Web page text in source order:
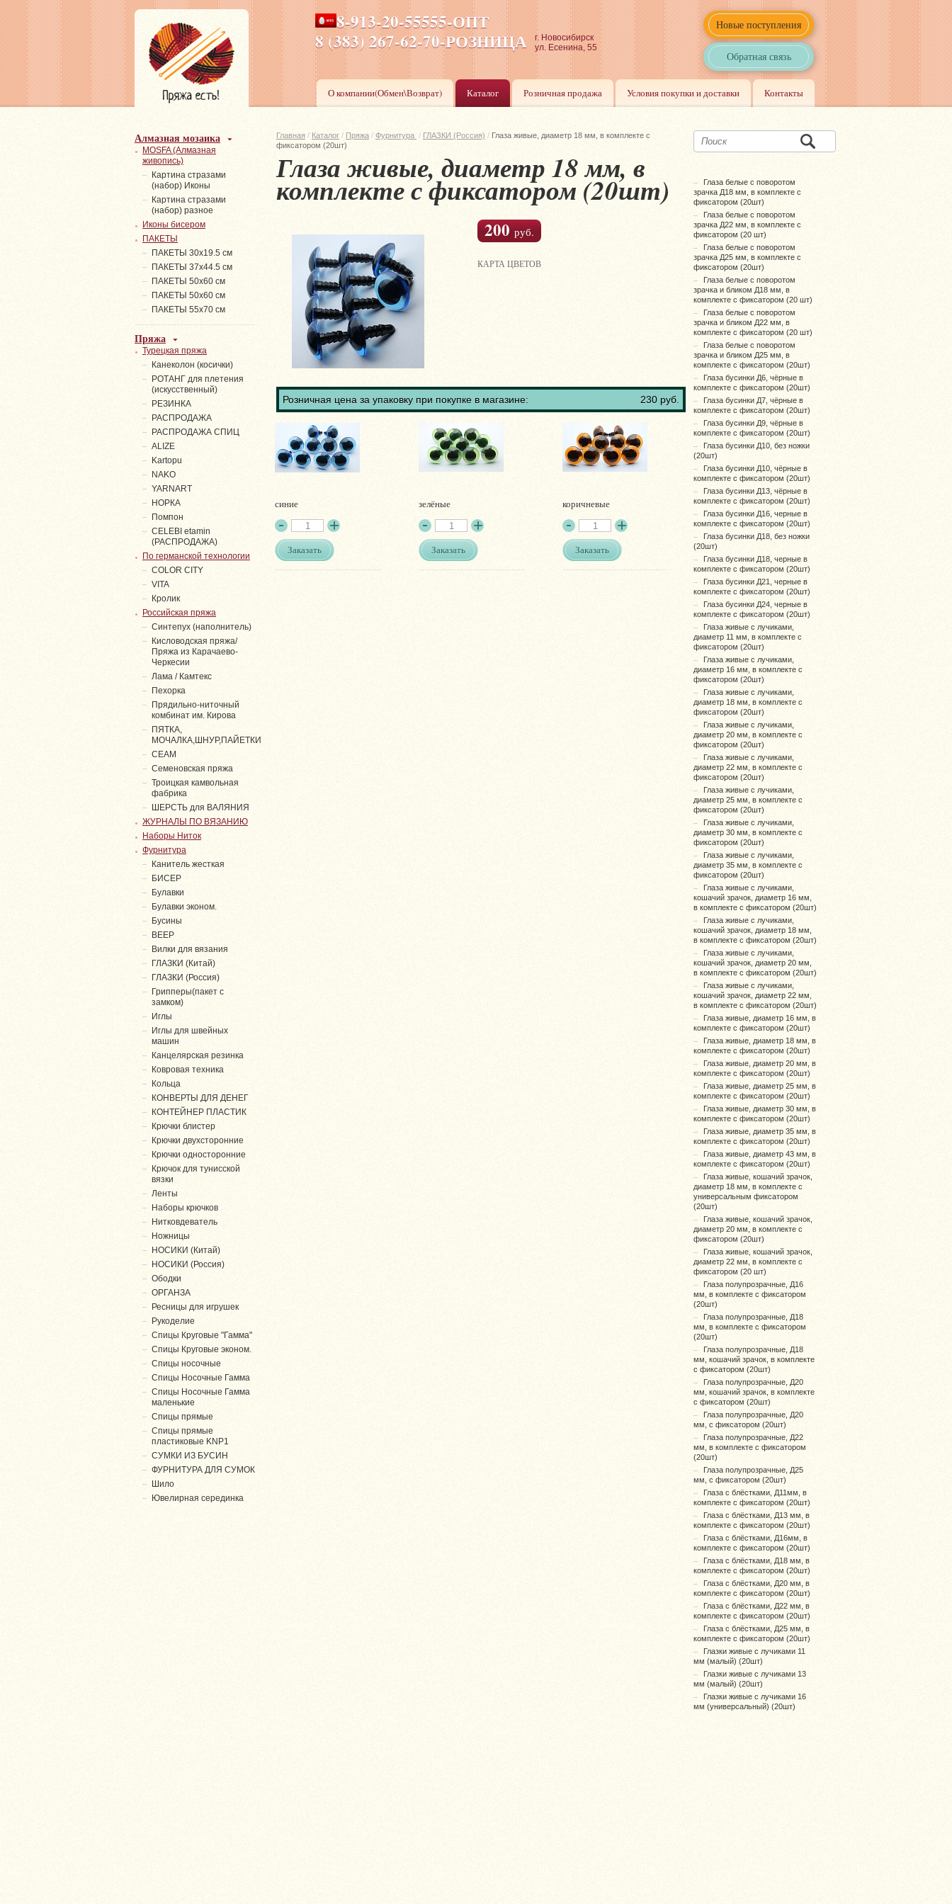
Новые поступления
Обратная связь
8-913-20-55555-ОПТ
8 (383) 267-62-70-РОЗНИЦА
ПН-ПТ 8-17,СБ-ВС 9-17
г. Новосибирск
ул. Есенина, 55
О компании(Обмен\Возврат) Каталог Розничная продажа Условия покупки и доставки Контакты
Главная / Каталог / Пряжа / Фурнитура / ГЛАЗКИ (Россия) / Глаза живые, диаметр 18 мм, в комплекте с
фиксатором (20шт)
Глаза живые, диаметр 18 мм, в
комплекте с фиксатором (20шт)
200руб.
КАРТА ЦВЕТОВ
Розничная цена за упаковку при покупке в магазине: 230 руб.
синие
Заказать
зелёные
Заказать
коричневые
Заказать
Алмазная мозаика
MOSFA (Алмазная
живопись)
Картина стразами
(набор) Иконы
Картина стразами
(набор) разное
Иконы бисером
ПАКЕТЫ
ПАКЕТЫ 30х19.5 см
ПАКЕТЫ 37х44.5 см
ПАКЕТЫ 50х60 см
ПАКЕТЫ 50х60 см
ПАКЕТЫ 55х70 см
Пряжа
Турецкая пряжа
Канеколон (косички)
РОТАНГ для плетения
(искусственный)
PЕЗИНКА
РАСПРОДАЖА
РАСПРОДАЖА СПИЦ
ALIZE
Kartopu
NAKO
YARNART
НОРКА
Помпон
СELEBI etamin
(РАСПРОДАЖА)
По германской технологии
COLOR CITY
VITA
Кролик
Российская пряжа
Синтепух (наполнитель)
Кисловодская пряжа/
Пряжа из Карачаево-
Черкесии
Лама / Камтекс
Пехорка
Прядильно-ниточный
комбинат им. Кирова
ПЯТКА,
МОЧАЛКА,ШНУР,ПАЙЕТКИ
СЕАМ
Семеновская пряжа
Троицкая камвольная
фабрика
ШЕРСТЬ для ВАЛЯНИЯ
ЖУРНАЛЫ ПО ВЯЗАНИЮ
Наборы Ниток
Фурнитура
Канитель жесткая
БИСЕР
Булавки
Булавки эконом.
Бусины
ВЕЕР
Вилки для вязания
ГЛАЗКИ (Китай)
ГЛАЗКИ (Россия)
Грипперы(пакет с
замком)
Иглы
Иглы для швейных
машин
Канцелярская резинка
Ковровая техника
Кольца
КОНВЕРТЫ ДЛЯ ДЕНЕГ
КОНТЕЙНЕР ПЛАСТИК
Крючки блистер
Крючки двухсторонние
Крючки односторонние
Крючок для тунисской
вязки
Ленты
Наборы крючков
Нитковдеватель
Ножницы
НОСИКИ (Китай)
НОСИКИ (Россия)
Ободки
ОРГАНЗА
Ресницы для игрушек
Рукоделие
Спицы Круговые "Гамма"
Спицы Круговые эконом.
Спицы носочные
Спицы Носочные Гамма
Спицы Носочные Гамма
маленькие
Спицы прямые
Спицы прямые
пластиковые KNP1
СУМКИ ИЗ БУСИН
ФУРНИТУРА ДЛЯ СУМОК
Шило
Ювелирная серединка
Глаза белые с поворотом
зрачка Д18 мм, в комплекте с
фиксатором (20шт)
Глаза белые с поворотом
зрачка Д22 мм, в комплекте с
фиксатором (20 шт)
Глаза белые с поворотом
зрачка Д25 мм, в комплекте с
фиксатором (20шт)
Глаза белые с поворотом
зрачка и бликом Д18 мм, в
комплекте с фиксатором (20 шт)
Глаза белые с поворотом
зрачка и бликом Д22 мм, в
комплекте с фиксатором (20 шт)
Глаза белые с поворотом
зрачка и бликом Д25 мм, в
комплекте с фиксатором (20шт)
Глаза бусинки Д6, чёрные в
комплекте с фиксатором (20шт)
Глаза бусинки Д7, чёрные в
комплекте с фиксатором (20шт)
Глаза бусинки Д9, чёрные в
комплекте с фиксатором (20шт)
Глаза бусинки Д10, без ножки
(20шт)
Глаза бусинки Д10, чёрные в
комплекте с фиксатором (20шт)
Глаза бусинки Д13, чёрные в
комплекте с фиксатором (20шт)
Глаза бусинки Д16, черные в
комплекте с фиксатором (20шт)
Глаза бусинки Д18, без ножки
(20шт)
Глаза бусинки Д18, черные в
комплекте с фиксатором (20шт)
Глаза бусинки Д21, черные в
комплекте с фиксатором (20шт)
Глаза бусинки Д24, черные в
комплекте с фиксатором (20шт)
Глаза живые с лучиками,
диаметр 11 мм, в комплекте с
фиксатором (20шт)
Глаза живые с лучиками,
диаметр 16 мм, в комплекте с
фиксатором (20шт)
Глаза живые с лучиками,
диаметр 18 мм, в комплекте с
фиксатором (20шт)
Глаза живые с лучиками,
диаметр 20 мм, в комплекте с
фиксатором (20шт)
Глаза живые с лучиками,
диаметр 22 мм, в комплекте с
фиксатором (20шт)
Глаза живые с лучиками,
диаметр 25 мм, в комплекте с
фиксатором (20шт)
Глаза живые с лучиками,
диаметр 30 мм, в комплекте с
фиксатором (20шт)
Глаза живые с лучиками,
диаметр 35 мм, в комплекте с
фиксатором (20шт)
Глаза живые с лучиками,
кошачий зрачок, диаметр 16 мм,
в комплекте с фиксатором (20шт)
Глаза живые с лучиками,
кошачий зрачок, диаметр 18 мм,
в комплекте с фиксатором (20шт)
Глаза живые с лучиками,
кошачий зрачок, диаметр 20 мм,
в комплекте с фиксатором (20шт)
Глаза живые с лучиками,
кошачий зрачок, диаметр 22 мм,
в комплекте с фиксатором (20шт)
Глаза живые, диаметр 16 мм, в
комплекте с фиксатором (20шт)
Глаза живые, диаметр 18 мм, в
комплекте с фиксатором (20шт)
Глаза живые, диаметр 20 мм, в
комплекте с фиксатором (20шт)
Глаза живые, диаметр 25 мм, в
комплекте с фиксатором (20шт)
Глаза живые, диаметр 30 мм, в
комплекте с фиксатором (20шт)
Глаза живые, диаметр 35 мм, в
комплекте с фиксатором (20шт)
Глаза живые, диаметр 43 мм, в
комплекте с фиксатором (20шт)
Глаза живые, кошачий зрачок,
диаметр 18 мм, в комплекте с
универсальным фиксатором
(20шт)
Глаза живые, кошачий зрачок,
диаметр 20 мм, в комплекте с
фиксатором (20шт)
Глаза живые, кошачий зрачок,
диаметр 22 мм, в комплекте с
фиксатором (20 шт)
Глаза полупрозрачные, Д16
мм, в комплекте с фиксатором
(20шт)
Глаза полупрозрачные, Д18
мм, в комплекте с фиксатором
(20шт)
Глаза полупрозрачные, Д18
мм, кошачий зрачок, в комплекте
с фиксатором (20шт)
Глаза полупрозрачные, Д20
мм, кошачий зрачок, в комплекте
с фиксатором (20шт)
Глаза полупрозрачные, Д20
мм, с фиксатором (20шт)
Глаза полупрозрачные, Д22
мм, в комплекте с фиксатором
(20шт)
Глаза полупрозрачные, Д25
мм, с фиксатором (20шт)
Глаза с блёстками, Д11мм, в
комплекте с фиксатором (20шт)
Глаза с блёстками, Д13 мм, в
комплекте с фиксатором (20шт)
Глаза с блёстками, Д16мм, в
комплекте с фиксатором (20шт)
Глаза с блёстками, Д18 мм, в
комплекте с фиксатором (20шт)
Глаза с блёстками, Д20 мм, в
комплекте с фиксатором (20шт)
Глаза с блёстками, Д22 мм, в
комплекте с фиксатором (20шт)
Глаза с блёстками, Д25 мм, в
комплекте с фиксатором (20шт)
Глазки живые с лучиками 11
мм (малый) (20шт)
Глазки живые с лучиками 13
мм (малый) (20шт)
Глазки живые с лучиками 16
мм (универсальный) (20шт)